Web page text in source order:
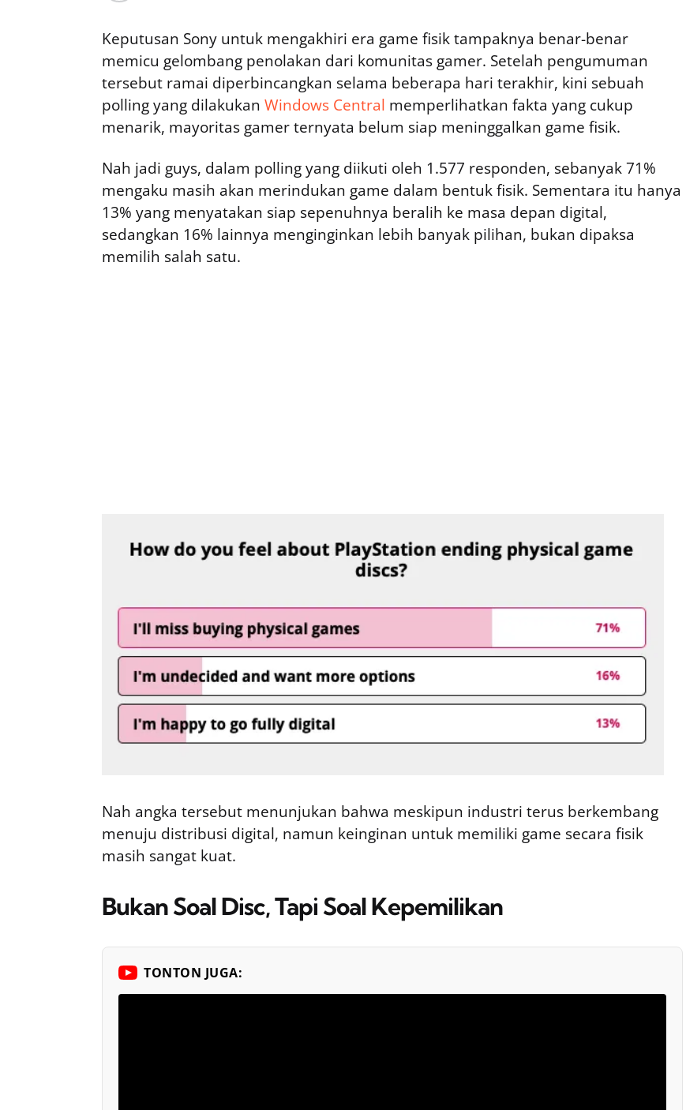
Keputusan Sony untuk mengakhiri era game fisik tampaknya benar-benar
memicu gelombang penolakan dari komunitas gamer. Setelah pengumuman
tersebut ramai diperbincangkan selama beberapa hari terakhir, kini sebuah
polling yang dilakukan Windows Central memperlihatkan fakta yang cukup
menarik, mayoritas gamer ternyata belum siap meninggalkan game fisik.
Nah jadi guys, dalam polling yang diikuti oleh 1.577 responden, sebanyak 71%
mengaku masih akan merindukan game dalam bentuk fisik. Sementara itu hanya
13% yang menyatakan siap sepenuhnya beralih ke masa depan digital,
sedangkan 16% lainnya menginginkan lebih banyak pilihan, bukan dipaksa
memilih salah satu.
Nah angka tersebut menunjukan bahwa meskipun industri terus berkembang
menuju distribusi digital, namun keinginan untuk memiliki game secara fisik
masih sangat kuat.
Bukan Soal Disc, Tapi Soal Kepemilikan
TONTON JUGA: